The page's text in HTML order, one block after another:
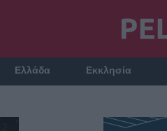
Ελλάδα Εκκλησία